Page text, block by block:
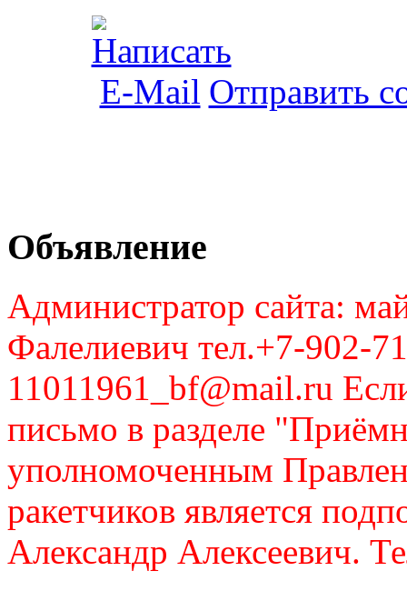
Отправить
Объявление
Администратор сайта:
Фалелиевич тел.+7-902-
11011961_bf@mail.ru
письмо в разделе
уполномоченным
ракетчиков является
Александр Алексеевич.